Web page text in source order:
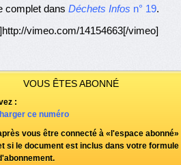
complet dans Déchets Infos n° 19.
vimeo.com/14154663[/vimeo]
VOUS ÊTES ABONNÉ
:
ce numéro
vous être connecté à «l'espace abonné»
si le document est inclus dans votre formule